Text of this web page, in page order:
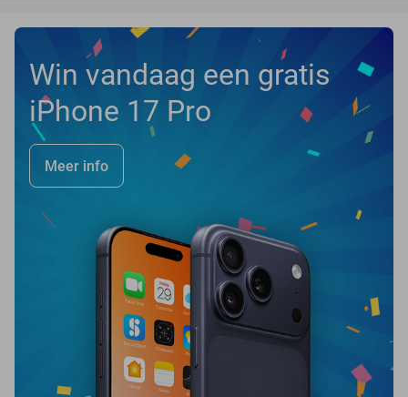
Win vandaag een gratis
iPhone 17 Pro
Meer info